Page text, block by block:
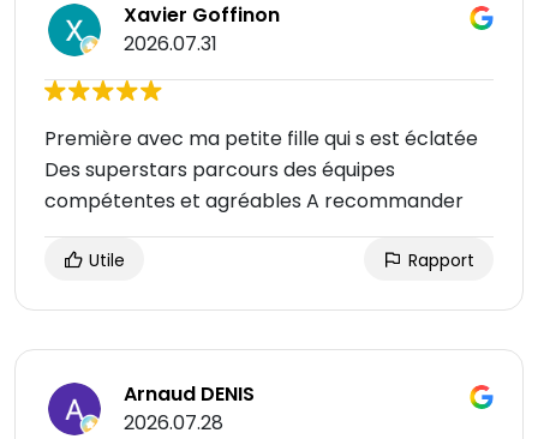
Xavier Goffinon
2026.07.31
Première avec ma petite fille qui s est éclatée
Des superstars parcours des équipes
compétentes et agréables A recommander
Utile Rapport
Arnaud DENIS
2026.07.28